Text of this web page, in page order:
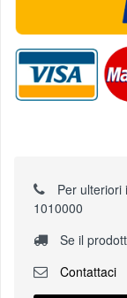
Per ulteriori
1010000
Se il
Contattaci